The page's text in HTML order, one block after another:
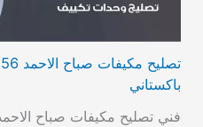
باكستاني
فني تصليح مكيفات صباح